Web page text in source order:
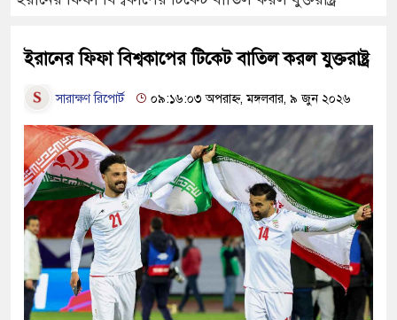
ইরানের ফিফা বিশ্বকাপের টিকেট বাতিল করল যুক্তরাষ্ট্র
সারাক্ষণ রিপোর্ট ০৯:১৬:০৩ অপরাহ্ন, মঙ্গলবার, ৯ জুন ২০২৬